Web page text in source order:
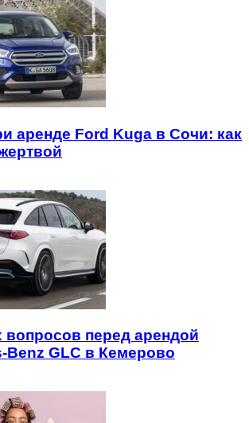
аренде Ford Kuga в Сочи: как
вопросов перед арендой
Benz GLC в Кемерово